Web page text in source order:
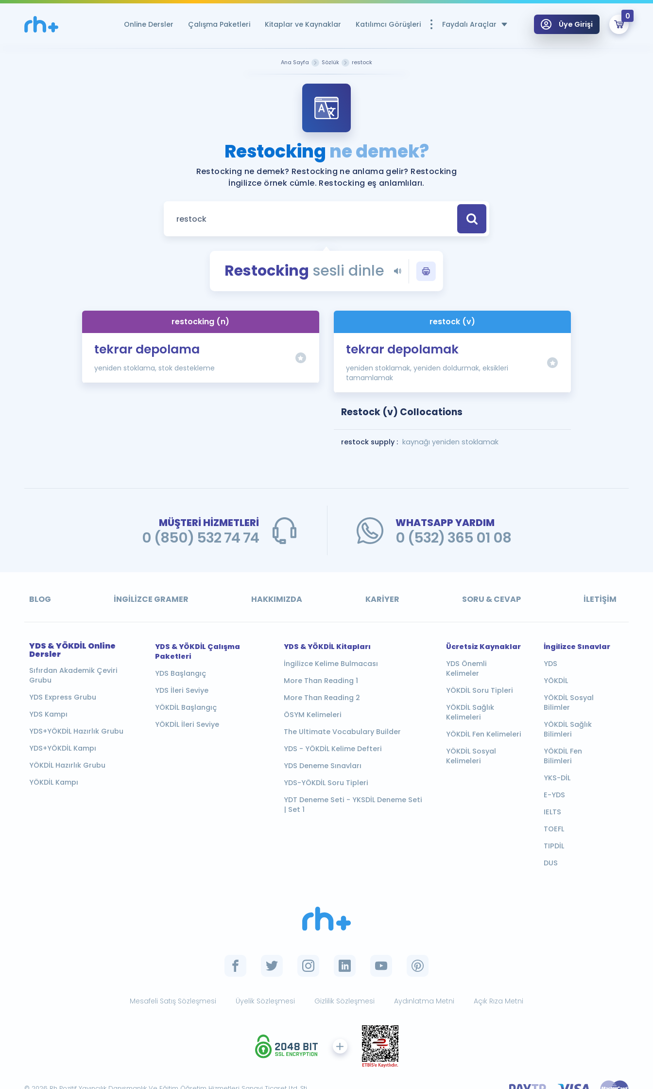
Online Dersler Çalışma Paketleri Kitaplar ve Kaynaklar Katılımcı Görüşleri Faydalı Araçlar
YDS ve YÖKDİL Puan Hesaplama Aracı
YDS ve YÖKDİL'e Hazırlananlar için Öneriler
Tüm ÖSYM Sınavları Tek Takvimde
YDS - YÖKDİL Tüm Sınavlarla İlgili Haberler
İngilizce Gramer
Üye Girişi
0
Remzi Hoca ile seni sınava hazırlayacak onlarca eğitim seni bekliyor!
Ana Sayfa Sözlük restock
Restocking ne demek?
Restocking ne demek? Restocking ne anlama gelir? Restocking
İngilizce örnek cümle. Restocking eş anlamlıları.
Restocking sesli dinle
restocking (n)
tekrar depolama
yeniden stoklama, stok destekleme
restock (v)
tekrar depolamak
yeniden stoklamak, yeniden doldurmak, eksikleri
tamamlamak
Restock (v) Collocations
restock supply : kaynağı yeniden stoklamak
MÜŞTERİ HİZMETLERİ
0 (850) 532 74 74
WHATSAPP YARDIM
0 (532) 365 01 08
BLOG İNGILIZCE GRAMER HAKKIMIZDA KARIYER SORU & CEVAP İLETIŞIM
YDS & YÖKDİL Online
Dersler
Sıfırdan Akademik Çeviri
Grubu
YDS Express Grubu
YDS Kampı
YDS+YÖKDİL Hazırlık Grubu
YDS+YÖKDİL Kampı
YÖKDİL Hazırlık Grubu
YÖKDİL Kampı
YDS & YÖKDİL Çalışma
Paketleri
YDS Başlangıç
YDS İleri Seviye
YÖKDİL Başlangıç
YÖKDİL İleri Seviye
YDS & YÖKDİL Kitapları
İngilizce Kelime Bulmacası
More Than Reading 1
More Than Reading 2
ÖSYM Kelimeleri
The Ultimate Vocabulary Builder
YDS - YÖKDİL Kelime Defteri
YDS Deneme Sınavları
YDS-YÖKDİL Soru Tipleri
YDT Deneme Seti - YKSDİL Deneme Seti
| Set 1
Ücretsiz Kaynaklar
YDS Önemli
Kelimeler
YÖKDİL Soru Tipleri
YÖKDİL Sağlık
Kelimeleri
YÖKDİL Fen Kelimeleri
YÖKDİL Sosyal
Kelimeleri
İngilizce Sınavlar
YDS
YÖKDİL
YÖKDİL Sosyal
Bilimler
YÖKDİL Sağlık
Bilimleri
YÖKDİL Fen
Bilimleri
YKS-DİL
E-YDS
IELTS
TOEFL
TIPDİL
DUS
Mesafeli Satış Sözleşmesi Üyelik Sözleşmesi Gizlilik Sözleşmesi Aydınlatma Metni Açık Rıza Metni